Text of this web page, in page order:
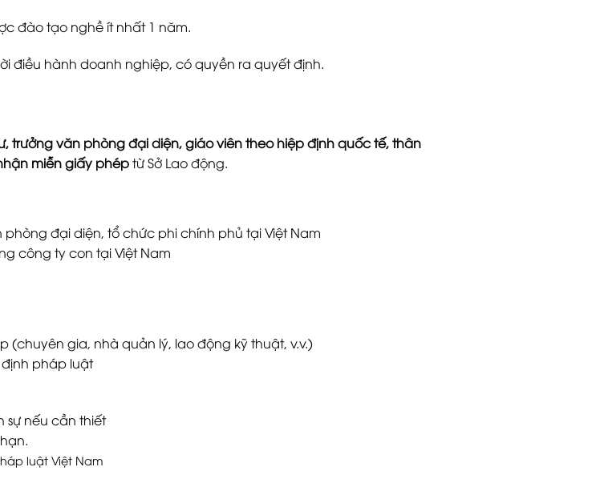
đào tạo nghề ít nhất 1 năm.
điều hành doanh nghiệp, có quyền ra quyết định.
trưởng văn phòng đại diện, giáo viên theo hiệp định quốc tế, thân
miễn giấy phéptừ Sở Lao động.
đại diện, tổ chức phi chính phủ tại Việt Nam
công ty con tại Việt Nam
(chuyên gia, nhà quản lý, lao động kỹ thuật, v.v.)
pháp luật
sự nếu cần thiết
luật Việt Nam